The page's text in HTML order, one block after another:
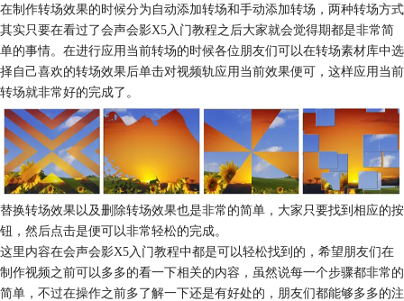
在制作转场效果的时候分为自动添加转场和手动添加转场，两种转场方式
其实只要在看过了会声会影X5入门教程之后大家就会觉得期都是非常简
单的事情。在进行应用当前转场的时候各位朋友们可以在转场素材库中选
择自己喜欢的转场效果后单击对视频轨应用当前效果便可，这样应用当前
转场就非常好的完成了。
替换转场效果以及删除转场效果也是非常的简单，大家只要找到相应的按
钮，然后点击是便可以非常轻松的完成。
这里内容在会声会影X5入门教程中都是可以轻松找到的，希望朋友们在
制作视频之前可以多多的看一下相关的内容，虽然说每一个步骤都非常的
简单，不过在操作之前多了解一下还是有好处的，朋友们都能够多多的注